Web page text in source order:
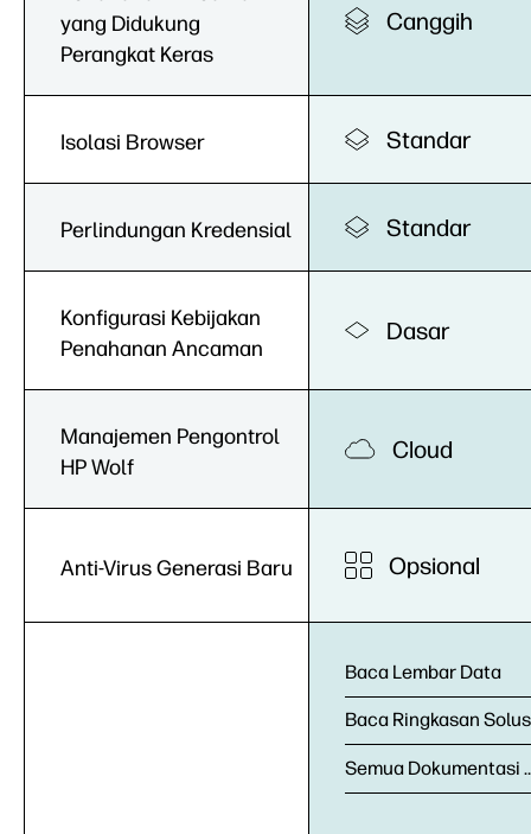
yang Didukung
Perangkat Keras
Isolasi Browser
Perlindungan Kredensial
Konfigurasi Kebijakan
Penahanan Ancaman
Manajemen Pengontrol
HP Wolf
Anti-Virus Generasi Baru
Canggih
Standar
Standar
Dasar
Cloud
Opsional
Baca Lembar Data
Baca Ringkasan
Semua